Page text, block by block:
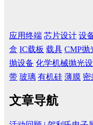
应用终端 芯片设计 设
盒 IC载板 载具 CMP抛
抛设备 化学机械抛光
带 玻璃 有机硅 薄膜 密
文章导航